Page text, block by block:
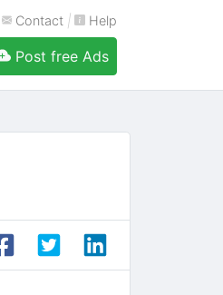
Contact | Help
Post free Ads